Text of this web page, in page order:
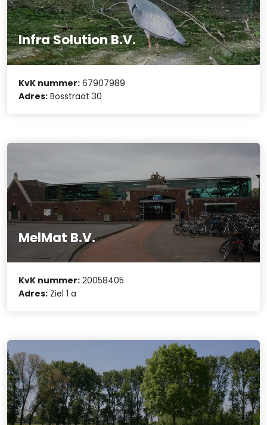
Infra Solution B.V.
KvK nummer: 67907989
Adres: Bosstraat 30
MelMat B.V.
KvK nummer: 20058405
Adres: Ziel 1 a